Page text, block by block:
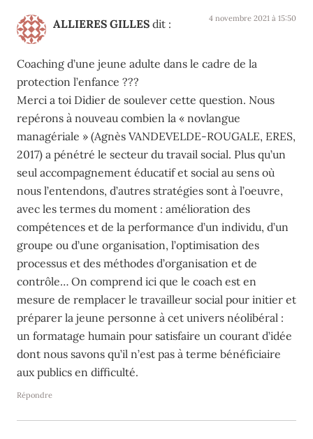
ALLIERES GILLES dit : 4 novembre 2021 à 15:50
Coaching d’une jeune adulte dans le cadre de la
protection l’enfance ???
Merci a toi Didier de soulever cette question. Nous
repérons à nouveau combien la « novlangue
managériale » (Agnès VANDEVELDE-ROUGALE, ERES,
2017) a pénétré le secteur du travail social. Plus qu’un
seul accompagnement éducatif et social au sens où
nous l’entendons, d’autres stratégies sont à l’oeuvre,
avec les termes du moment : amélioration des
compétences et de la performance d’un individu, d’un
groupe ou d’une organisation, l’optimisation des
processus et des méthodes d’organisation et de
contrôle… On comprend ici que le coach est en
mesure de remplacer le travailleur social pour initier et
préparer la jeune personne à cet univers néolibéral :
un formatage humain pour satisfaire un courant d’idée
dont nous savons qu’il n’est pas à terme bénéficiaire
aux publics en difficulté.
Répondre